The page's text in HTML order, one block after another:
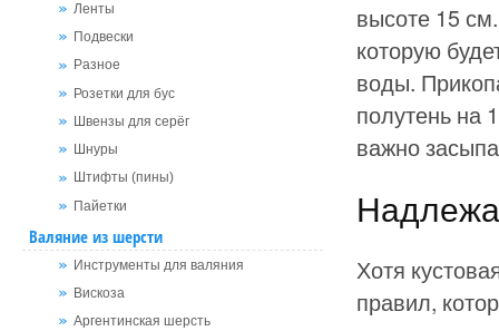
Ленты
Подвески
Разное
Розетки для бус
Швензы для серёг
Шнуры
Штифты (пины)
Пайетки
Валяние из шерсти
Инструменты для валяния
Вискоза
Аргентинская шерсть
высоте 15
которую
воды.
полутень на
важно
Хотя
правил,